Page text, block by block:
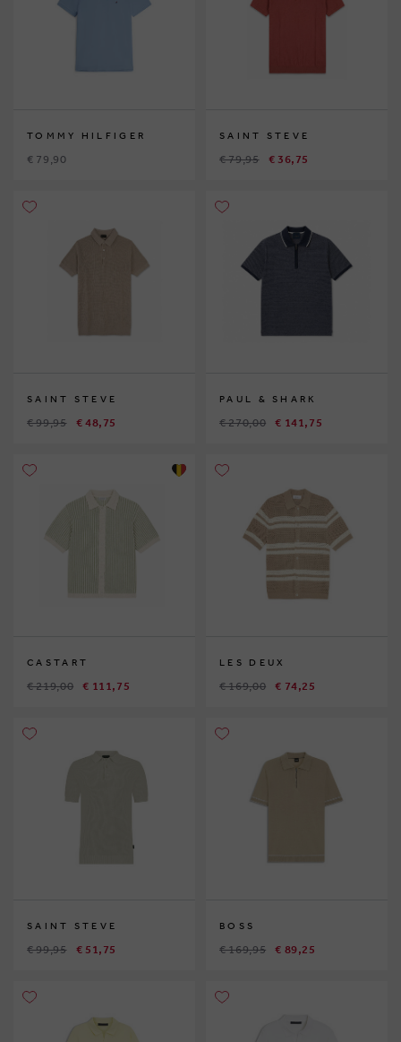
TOMMY HILFIGER
€ 79,90
SAINT STEVE
€ 79,95 € 36,75
SAINT STEVE
€ 99,95 € 48,75
PAUL & SHARK
€ 270,00 € 141,75
CASTART
€ 219,00 € 111,75
LES DEUX
€ 169,00 € 74,25
SAINT STEVE
€ 99,95 € 51,75
BOSS
€ 169,95 € 89,25